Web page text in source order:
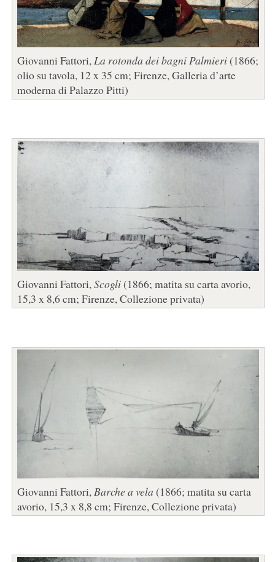
Giovanni Fattori,La rotonda dei bagni Palmieri(1866;
olio su tavola, 12 x 35 cm; Firenze, Galleria d’arte
moderna di Palazzo Pitti)
Giovanni Fattori,Scogli(1866; matita su carta avorio,
15,3 x 8,6 cm; Firenze, Collezione privata)
Giovanni Fattori,Barche a vela (1866; matita su carta
avorio, 15,3 x 8,8 cm; Firenze, Collezione privata)